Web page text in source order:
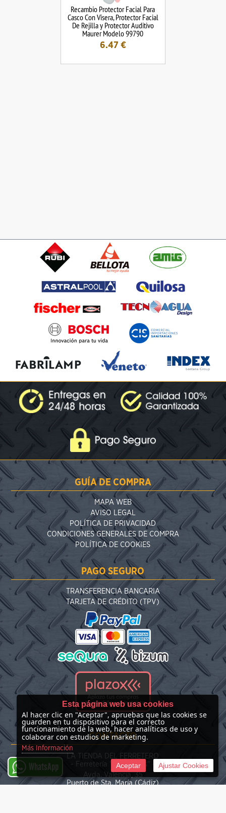
Recambio Protector Facial Para
Casco Con Visera, Protector Facial
De Rejilla y Protector Auditivo
Maurer Modelo 99790
6.47 €
GUÍA DE COMPRA
MAPA WEB
AVISO LEGAL
POLÍTICA DE PRIVACIDAD
CONDICIONES GENERALES DE COMPRA
POLÍTICA DE COOKIES
PAGO SEGURO
TRANSFERENCIA BANCARIA
TARJETA DE CRÉDITO (TPV)
CONTACTO
LA TIENDA DEL FERRETERO
- Ferretería "Las Nieves" -
Avda. Valencia, 35
Puerto de Sta. María (Cádiz)
WhatsApp
Esta página web usa cookies
Al hacer clic en "Aceptar", apruebas que las cookies se
guarden en tu dispositivo para el correcto
funcionamiento de la web, hacer analíticas de uso y
colaborar con estudios de marketing.
Más Información
Aceptar Ajustar Cookies